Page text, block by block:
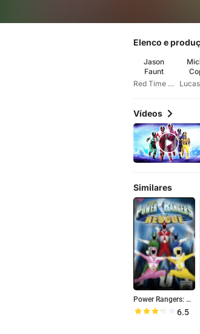
Elenco e
Jason
Faunt
Red Time Force Ranger
Vídeos
Similares
Power Rangers: O Resgate
6.5